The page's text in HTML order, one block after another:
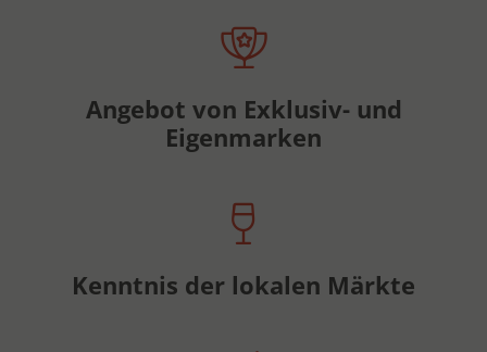
Angebot von Exklusiv- und
Eigenmarken
Kenntnis der lokalen Märkte